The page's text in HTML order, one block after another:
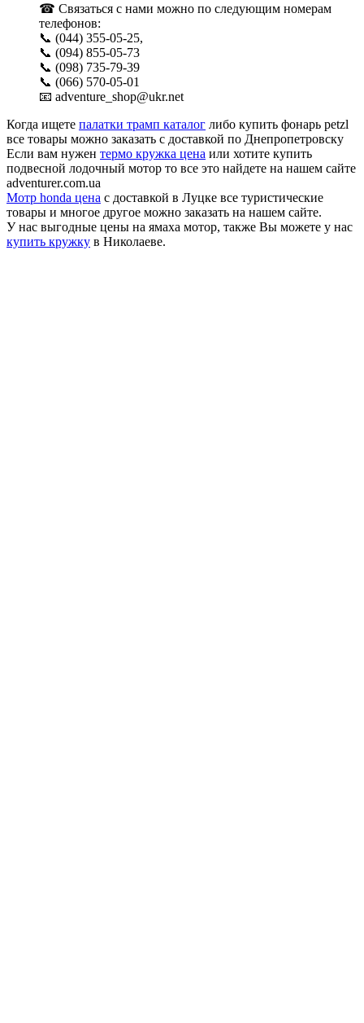
☎ Связаться с нами можно по следующим номерам
телефонов:
📞 (044) 355-05-25,
📞 (094) 855-05-73
📞 (098) 735-79-39
📞 (066) 570-05-01
📧 adventure_shop@ukr.net
Когда ищете палатки трамп каталог либо купить фонарь petzl
все товары можно заказать с доставкой по Днепропетровску
Если вам нужен термо кружка цена или хотите купить
подвесной лодочный мотор то все это найдете на нашем сайте
adventurer.com.ua
Мотр honda цена с доставкой в Луцке все туристические
товары и многое другое можно заказать на нашем сайте.
У нас выгодные цены на ямаха мотор, также Вы можете у нас
купить кружку в Николаеве.